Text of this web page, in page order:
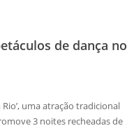
de dança no
Rio’, uma atração tradicional
3 noites recheadas de